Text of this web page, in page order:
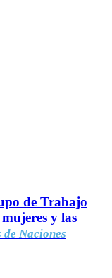
de Trabajo
y las
de Naciones